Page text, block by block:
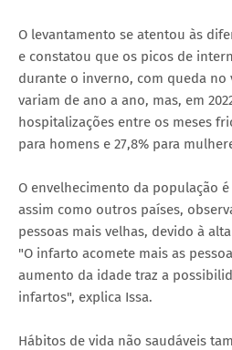
O levantamento se atentou às
e constatou que os picos de
durante o inverno, com queda no
variam de ano a ano, mas, em
hospitalizações entre os meses
para homens e 27,8% para
O envelhecimento da população
assim como outros países,
pessoas mais velhas, devido à
"O infarto acomete mais as
aumento da idade traz a
infartos", explica Issa.
Hábitos de vida não saudáveis